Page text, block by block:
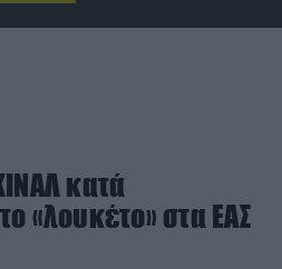
κατά
«λουκέτο» στα ΕΑΣ